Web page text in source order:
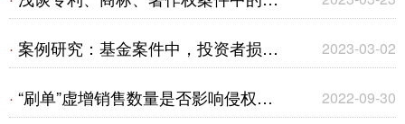
法来源抗辩规则
· 案例研究：基金案件中，投资者损失
的认定是否以私募基金完成清算为前
2023-03-02
· “刷单”虚增销售数量是否影响侵权赔
2022-09-30